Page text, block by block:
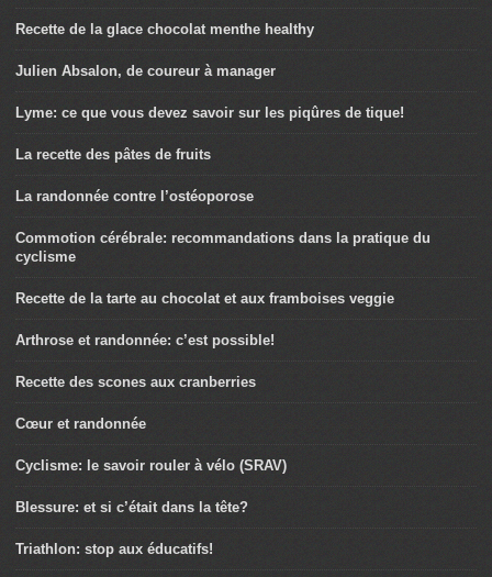
Recette de la glace chocolat menthe healthy
Julien Absalon, de coureur à manager
Lyme: ce que vous devez savoir sur les piqûres de tique!
La recette des pâtes de fruits
La randonnée contre l’ostéoporose
Commotion cérébrale: recommandations dans la pratique du
cyclisme
Recette de la tarte au chocolat et aux framboises veggie
Arthrose et randonnée: c’est possible!
Recette des scones aux cranberries
Cœur et randonnée
Cyclisme: le savoir rouler à vélo (SRAV)
Blessure: et si c’était dans la tête?
Triathlon: stop aux éducatifs!